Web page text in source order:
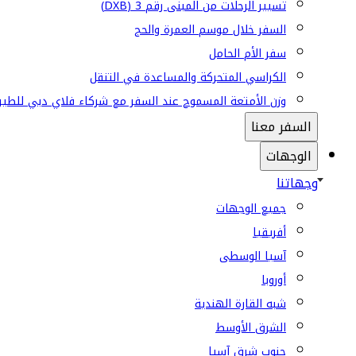
تسيير الرحلات من المبنى رقم 3 (DXB)
السفر خلال موسم العمرة والحج
سفر الأم الحامل
الكراسي المتحركة والمساعدة في التنقل
وزن الأمتعة المسموح عند السفر مع شركاء فلاي دبي
السفر معنا
الوجهات
وجهاتنا
جميع الوجهات
أفريقيا
آسيا الوسطى
أوروبا
شبه القارة الهندية
الشرق الأوسط
جنوب شرق آسيا